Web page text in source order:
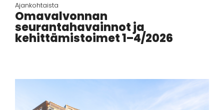
Ajankohtaista
Omavalvonnan
seurantahavainnot ja
kehittämistoimet 1–4/2026